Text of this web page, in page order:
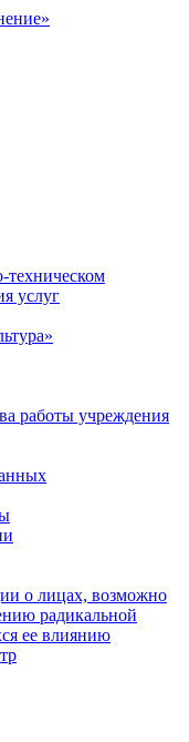
техническом
услуг
работы учреждения
о лицах, возможно
радикальной
ее влиянию